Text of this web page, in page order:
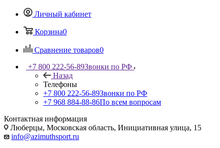
Личный кабинет
Корзина0
Сравнение товаров0
+7 800 222-56-89Звонки по РФ
Назад
Телефоны
+7 800 222-56-89Звонки по РФ
+7 968 884-88-86По всем вопросам
Контактная информация
Люберцы, Московская область, Инициативная улица, 15
info@azimuthsport.ru